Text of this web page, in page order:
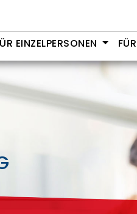
EINZELPERSONEN